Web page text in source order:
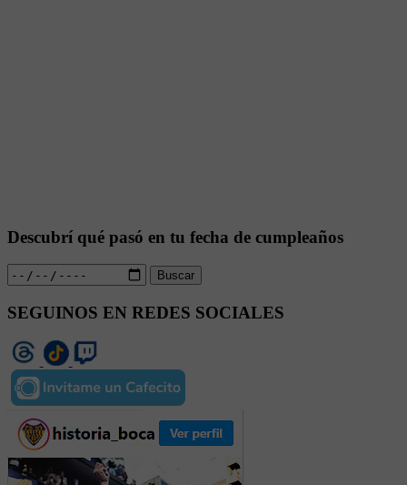
Descubrí qué pasó en tu fecha de cumpleaños
Buscar
SEGUINOS EN REDES SOCIALES